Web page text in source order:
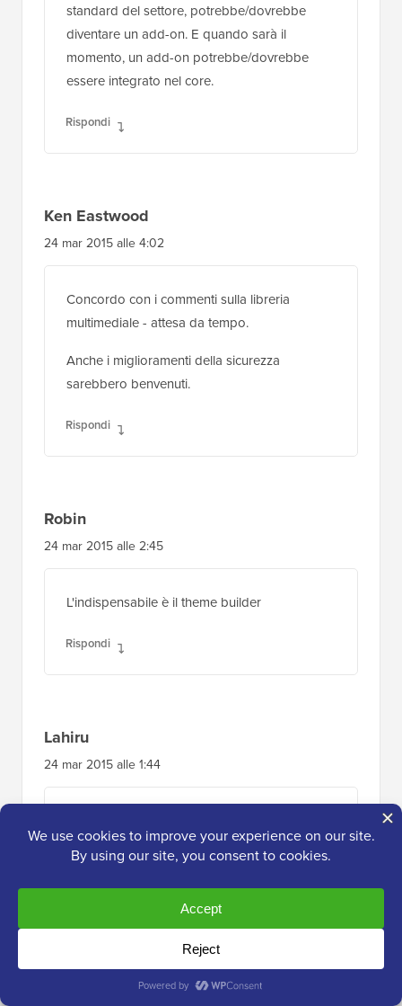
standard del settore, potrebbe/dovrebbe
diventare un add-on. E quando sarà il
momento, un add-on potrebbe/dovrebbe
essere integrato nel core.
Rispondi
Ken Eastwood
24 mar 2015 alle 4:02
Concordo con i commenti sulla libreria
multimediale - attesa da tempo.
Anche i miglioramenti della sicurezza
sarebbero benvenuti.
Rispondi
Robin
24 mar 2015 alle 2:45
L'indispensabile è il theme builder
Rispondi
Lahiru
24 mar 2015 alle 1:44
dovuto prendere provvedimenti per risolvere i
suoi bug di sicurezza, invece si concentra su
campane e fischietti... Il peggior CMS per
quanto riguarda la sicurezza.